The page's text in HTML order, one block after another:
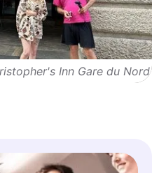
Inn Gare du Nord